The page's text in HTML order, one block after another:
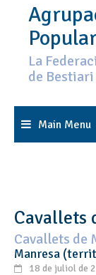
La
de
Main Menu
Cavallets
Cavallets de
Manresa
18 de juliol de